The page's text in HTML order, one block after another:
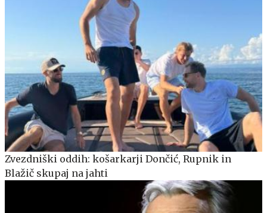
Zvezdniški oddih: košarkarji Dončić, Rupnik in
Blažič skupaj na jahti